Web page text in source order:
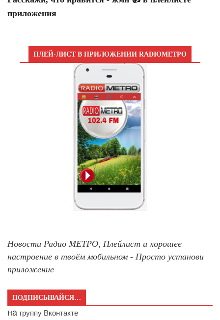
приложения
ПЛЕЙ-ЛИСТ В ПРИЛОЖЕНИИ RADIOМЕТРО
Новости Радио МЕТРО, Плейлист и хорошее
настроение в твоём мобильном - Просто установи
приложение
ПОДПИСЫВАЙСЯ…
на группу Вконтакте